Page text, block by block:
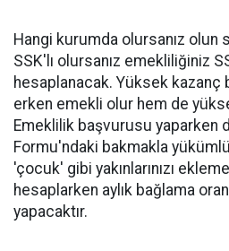
Hangi kurumda olursanız olun
SSK'lı olursanız emekliliğiniz
hesaplanacak. Yüksek kazanç
erken emekli olur hem de
Emeklilik başvurusu yaparken
Formu'ndaki bakmakla
'çocuk' gibi yakınlarınızı
hesaplarken aylık bağlama
yapacaktır.